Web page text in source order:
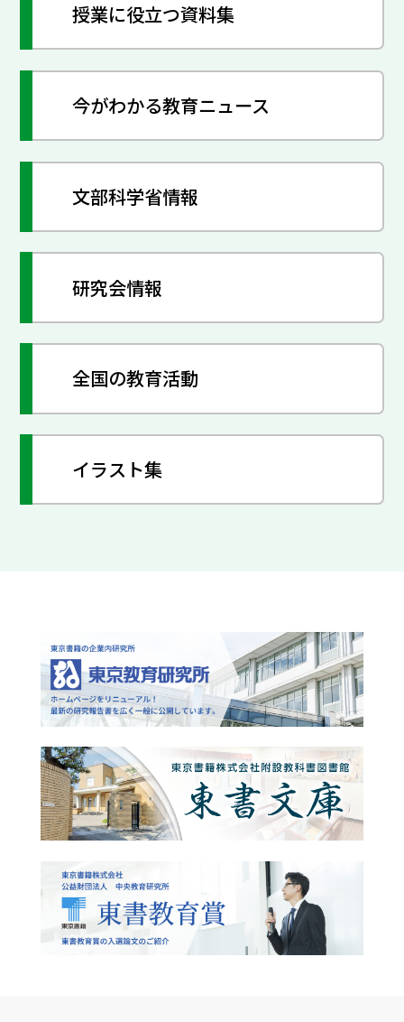
授業に役立つ資料集
今がわかる教育ニュース
文部科学省情報
研究会情報
全国の教育活動
イラスト集